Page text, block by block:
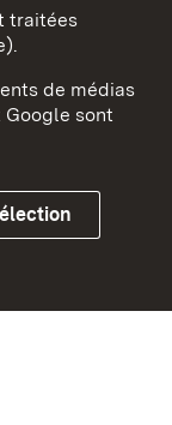
traitées
de médias
sont